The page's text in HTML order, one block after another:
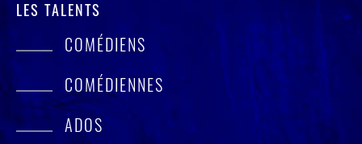
LES TALENTS
COMÉDIENS
COMÉDIENNES
ADOS